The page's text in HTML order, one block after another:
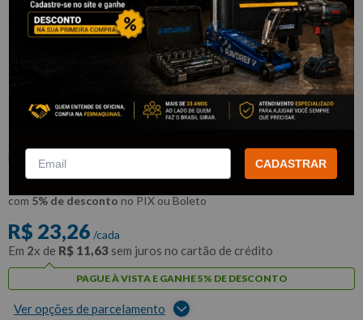
Chave Biela Curta Vazada 18 mm -
3610218 CORNETA
CORNETA
R$22,10
com 5% de desconto no PIX ou Boleto
R$ 23,26 /cada
Em 2x de R$ 11,63 sem juros no cartão de crédito
PAGUE À VISTA E GANHE 5% DE DESCONTO
Ver opções de parcelamento
CADASTRAR